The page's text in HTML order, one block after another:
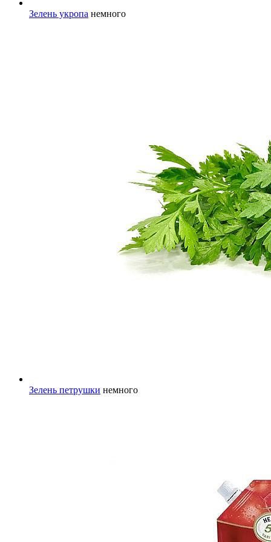
Зелень укропа немного
Зелень петрушки немного